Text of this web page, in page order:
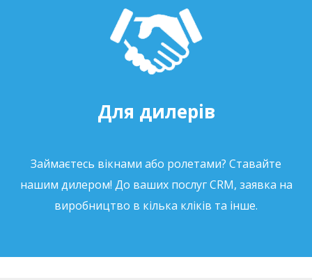
Для дилерів
Займаєтесь вікнами або ролетами? Ставайте
нашим дилером! До ваших послуг CRM, заявка на
виробництво в кілька кліків та інше.